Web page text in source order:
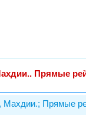
Прямые
Махдии.; Прямые